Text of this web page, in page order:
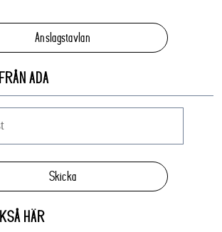
Anslagstavlan
ADA
Skicka
HÄR